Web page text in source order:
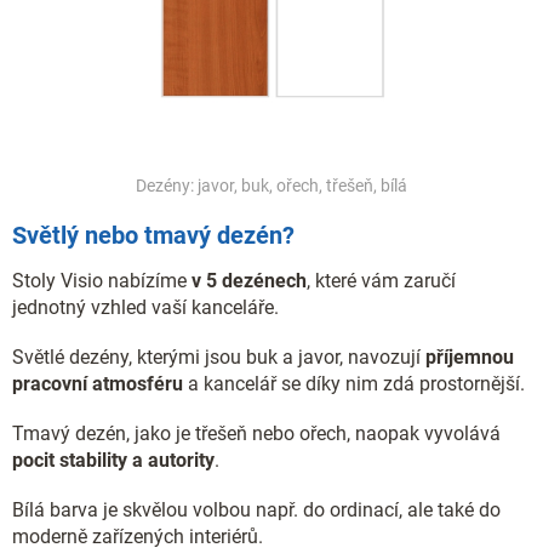
Dezény: javor, buk, ořech, třešeň, bílá
Světlý nebo tmavý dezén?
Stoly Visio nabízíme v 5 dezénech, které vám zaručí
jednotný vzhled vaší kanceláře.
Světlé dezény, kterými jsou buk a javor, navozují příjemnou
pracovní atmosféru a kancelář se díky nim zdá prostornější.
Tmavý dezén, jako je třešeň nebo ořech, naopak vyvolává
pocit stability a autority.
Bílá barva je skvělou volbou např. do ordinací, ale také do
moderně zařízených interiérů.